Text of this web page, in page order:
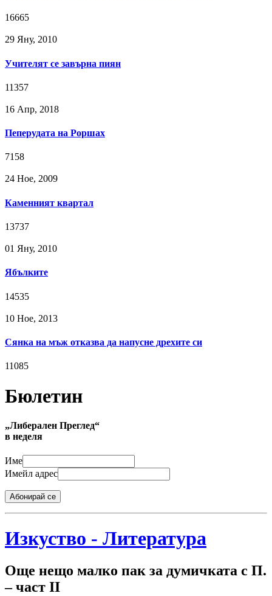
16665
29 Яну, 2010
Учителят се завърна пиян
11357
16 Апр, 2018
Пеперудата на Роршах
7158
24 Ное, 2009
Каменният квартал
13737
01 Яну, 2010
Ябълките
14535
10 Ное, 2013
Сянка на мъж отказва да напусне дрехите си
11085
Бюлетин
„Либерален Преглед“
в неделя
Име
Имейл адрес
Абонирай се
Изкуство - Литература
Още нещо малко пак за думичката с П.
– част ІІ